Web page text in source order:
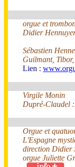
orgue et
Didier
Sébastien
Guilmant,
Lien :
Virgile Monin
Dupré-Claudel
Orgue et
L'Espagne
direction Didier
orgue Juliette